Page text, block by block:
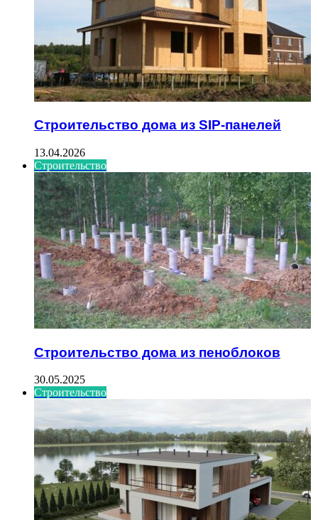
Строительство дома из SIP-панелей
13.04.2026
Строительство
Строительство дома из пеноблоков
30.05.2025
Строительство